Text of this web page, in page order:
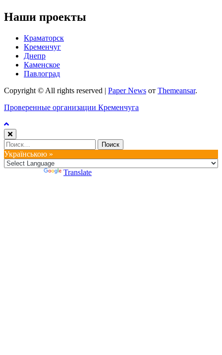
Наши проекты
Краматорск
Кременчуг
Днепр
Каменское
Павлоград
Copyright © All rights reserved | Paper News от Themeansar.
Проверенные организации Кременчуга
Найти:
Українською »
Translate